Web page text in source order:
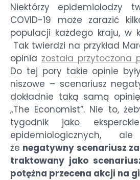
Niektórzy epidemiolodzy
COVID-19 może zarazić
populacji każdego kraju, w
Tak twierdzi na przykład
opinia została przytoczona
Do tej pory takie opinie
niszowe – scenariusz
dokładnie taką samą
„The Economist”. Nie to,
tygodnik jako
epidemiologicznych,
że negatywny scenariusz
traktowany jako
potężna przecena akcji na